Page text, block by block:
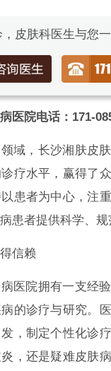
皮肤科医生与您
医院电话：171-
域，长沙湘肤皮
疗水平，赢得了
患者为中心，注
患者提供科学、规
信赖
医院拥有一支经
的诊疗与研究。
，制定个性化诊
，还是疑难皮肤